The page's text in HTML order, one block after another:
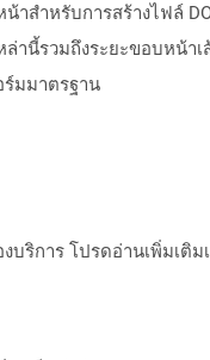
สำหรับการสร้างไฟล์
ล่านี้รวมถึงระยะขอบหน้า
ร์มมาตรฐาน
บริการ โปรดอ่านเพิ่มเติ